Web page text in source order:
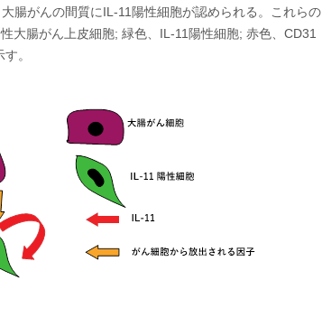
腸がんの間質にIL-11陽性細胞が認められる。これらの
大腸がん上皮細胞; 緑色、IL-11陽性細胞; 赤色、CD31
。